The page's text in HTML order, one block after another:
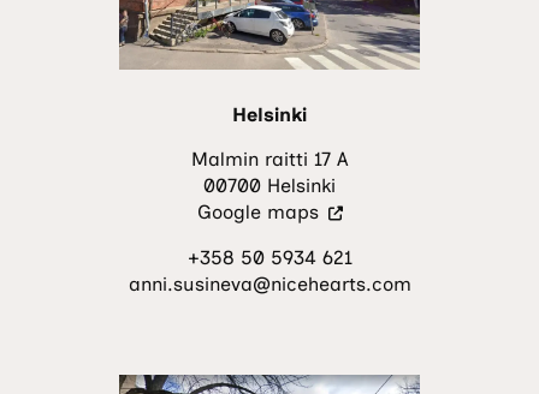
Helsinki
Malmin raitti 17 A
00700 Helsinki
Google maps(Vieraile
sivustolla.
Linkki
välilehteen.)
+358 50 5934 621
anni.susineva@nicehearts.com